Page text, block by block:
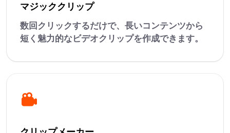
マジッククリップ
数回クリックするだけで、長いコンテンツから
短く魅力的なビデオクリップを作成できます。